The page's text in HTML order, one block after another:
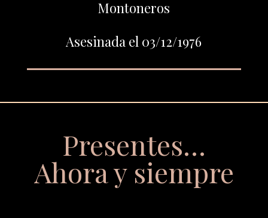
Montoneros
Asesinada el 03/12/1976
Presentes…
Ahora y siempre